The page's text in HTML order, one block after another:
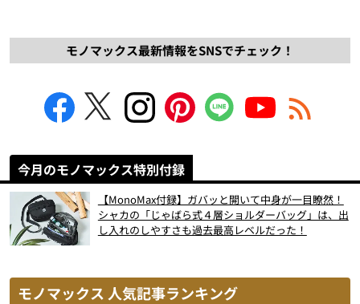
モノマックス最新情報をSNSでチェック！
今月のモノマックス特別付録
【MonoMax付録】ガバッと開いて中身が一目瞭然！
シャカの「じゃばら式４層ショルダーバッグ」は、出
し入れのしやすさも過去最高レベルだった！
モノマックス 人気記事ランキング